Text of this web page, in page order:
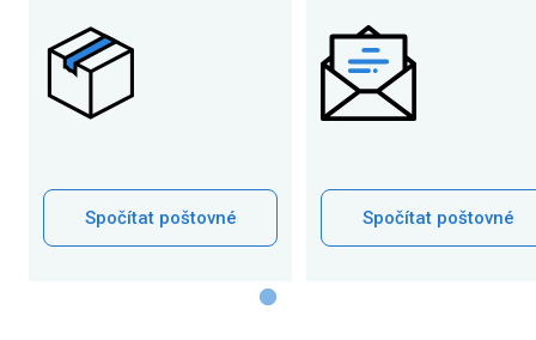
Spočítat poštovné Spočítat poštovné